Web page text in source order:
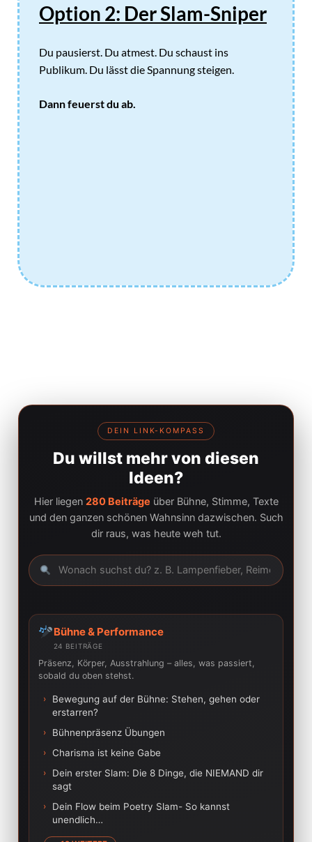
Option 2: Der Slam-Sniper
Du pausierst. Du atmest. Du schaust ins
Publikum. Du lässt die Spannung steigen.
Dann feuerst du ab.
DEIN LINK-KOMPASS
Du willst mehr von diesen
Ideen?
Hier liegen 280 Beiträge über Bühne, Stimme, Texte
und den ganzen schönen Wahnsinn dazwischen. Such
dir raus, was heute weh tut.
Bühne & Performance
24 BEITRÄGE
Präsenz, Körper, Ausstrahlung – alles, was passiert,
sobald du oben stehst.
›
Bewegung auf der Bühne: Stehen, gehen oder
erstarren?
› Bühnenpräsenz Übungen
› Charisma ist keine Gabe
›
Dein erster Slam: Die 8 Dinge, die NIEMAND dir
sagt
›
Dein Flow beim Poetry Slam- So kannst
unendlich…